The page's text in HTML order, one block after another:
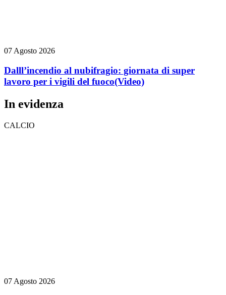
07 Agosto 2026
Dalll’incendio al nubifragio: giornata di super
lavoro per i vigili del fuoco(Video)
In evidenza
CALCIO
07 Agosto 2026